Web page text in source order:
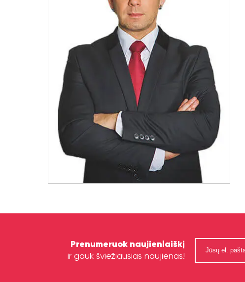
Prenumeruok naujienlaiškį
ir gauk šviežiausias naujienas!